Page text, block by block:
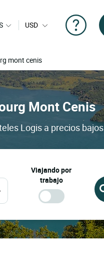
USD
mont cenis
Mont Cenis
Logis a precios bajos
Viajando por
trabajo